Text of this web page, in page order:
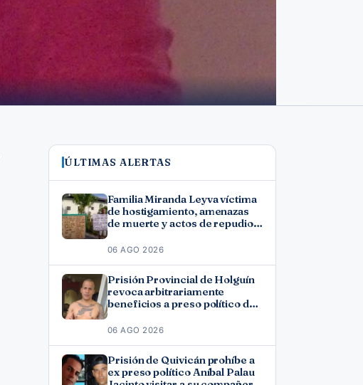
ÚLTIMAS ALERTAS
Familia Miranda Leyva víctima
de hostigamiento, amenazas
de muerte y actos de repudio
06 AGO 2026
Prisión Provincial de Holguín
revoca arbitrariamente
beneficios a preso político del
06 AGO 2026
Prisión de Quivicán prohíbe a
ex preso político Aníbal Palau